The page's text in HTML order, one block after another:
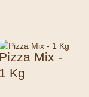
Pizza Mix -
1 Kg